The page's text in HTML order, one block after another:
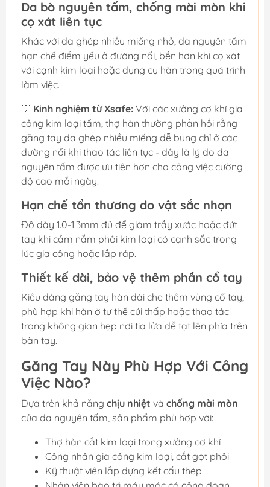
Da bò nguyên tấm, chống mài mòn khi
cọ xát liên tục
Khác với da ghép nhiều miếng nhỏ, da nguyên tấm
hạn chế điểm yếu ở đường nối, bền hơn khi cọ xát
với cạnh kim loại hoặc dụng cụ hàn trong quá trình
làm việc.
💡 Kinh nghiệm từ Xsafe: Với các xưởng cơ khí gia
công kim loại tấm, thợ hàn thường phản hồi rằng
găng tay da ghép nhiều miếng dễ bung chỉ ở các
đường nối khi thao tác liên tục - đây là lý do da
nguyên tấm được ưu tiên hơn cho công việc cường
độ cao mỗi ngày.
Hạn chế tổn thương do vật sắc nhọn
Độ dày 1.0-1.3mm đủ để giảm trầy xước hoặc đứt
tay khi cầm nắm phôi kim loại có cạnh sắc trong
lúc gia công hoặc lắp ráp.
Thiết kế dài, bảo vệ thêm phần cổ tay
Kiểu dáng găng tay hàn dài che thêm vùng cổ tay,
phù hợp khi hàn ở tư thế cúi thấp hoặc thao tác
trong không gian hẹp nơi tia lửa dễ tạt lên phía trên
bàn tay.
Găng Tay Này Phù Hợp Với Công
Việc Nào?
Dựa trên khả năng chịu nhiệt và chống mài mòn
của da nguyên tấm, sản phẩm phù hợp với:
Thợ hàn cắt kim loại trong xưởng cơ khí
Công nhân gia công kim loại, cắt gọt phôi
Kỹ thuật viên lắp dựng kết cấu thép